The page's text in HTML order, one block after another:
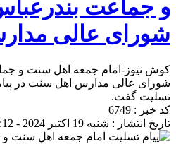
و جماعت
شورای عالی
کوش نیوز-امام جمعه اهل سنت و
شورای عالی مدارس اهل سنت در
تسلیت گفت.
کد خبر : 6749
تاریخ انتشار : شنبه 19 اکتبر 2024 - 13:12